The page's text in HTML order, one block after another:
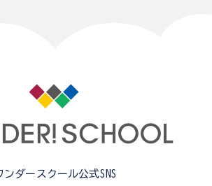
ンダースクール公式SNS